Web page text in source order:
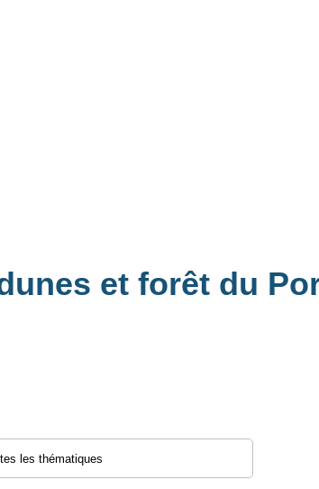
et forêt du